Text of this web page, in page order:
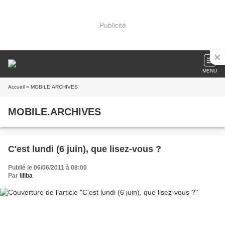
Publicité
MENU
Accueil » MOBILE.ARCHIVES
MOBILE.ARCHIVES
C'est lundi (6 juin), que lisez-vous ?
Publié le 06/06/2011 à 08:00
Par liliba